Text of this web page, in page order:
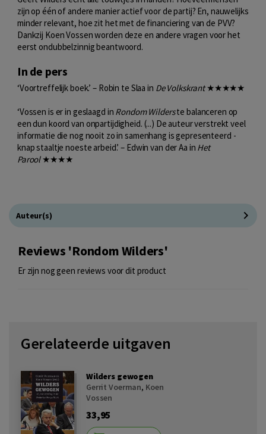
zijn op één of andere manier actief voor de partij? En, nauwelijks
minder relevant, hoe zit het met de financiering van de PVV?
Dankzij Koen Vossen worden deze en andere vragen voor het
eerst ondubbelzinnig beantwoord.
In de pers
‘Voortreffelijk boek.’ – Robin te Slaa in De Volkskrant★★★★★
‘Vossen is er in geslaagd in Rondom Wilderste balanceren op
een dun koord van onpartijdigheid. (...) De auteur verstrekt veel
informatie die nog nooit zo in samenhang is gepresenteerd -
knap staaltje noeste arbeid.’ – Edwin van der Aa in Het
Parool★★★★
Auteur(s)
Reviews 'Rondom Wilders'
Er zijn nog geen reviews voor dit product
Gerelateerde uitgaven
Wilders gewogen
Gerrit Voerman, Koen
Vossen
33,95